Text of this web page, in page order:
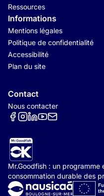
Ressources
Informations
Mentions légales
Politique de confidentialité
Accessibilité
Plan du site
Contact
Nous contacter
Réseaux sociaux
Mr.Goodfish : un
consommation durable des